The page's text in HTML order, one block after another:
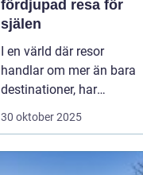
fördjupad resa för
själen
I en värld där resor
handlar om mer än bara
destinationer, har
temaresor väckt
Dessa resor erbjuder mer
30 oktober 2025